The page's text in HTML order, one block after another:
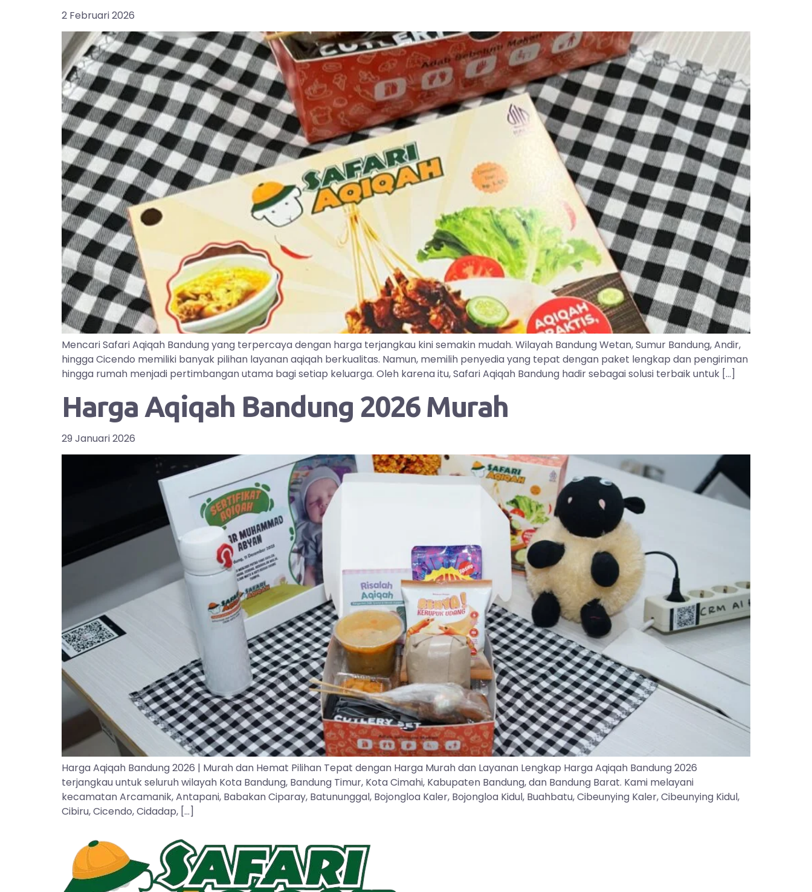
2 Februari 2026
Mencari Safari Aqiqah Bandung yang terpercaya dengan harga terjangkau kini semakin mudah. Wilayah Bandung Wetan, Sumur Bandung, Andir,
hingga Cicendo memiliki banyak pilihan layanan aqiqah berkualitas. Namun, memilih penyedia yang tepat dengan paket lengkap dan pengiriman
hingga rumah menjadi pertimbangan utama bagi setiap keluarga. Oleh karena itu, Safari Aqiqah Bandung hadir sebagai solusi terbaik untuk […]
Harga Aqiqah Bandung 2026 Murah
29 Januari 2026
Harga Aqiqah Bandung 2026 | Murah dan Hemat Pilihan Tepat dengan Harga Murah dan Layanan Lengkap Harga Aqiqah Bandung 2026
terjangkau untuk seluruh wilayah Kota Bandung, Bandung Timur, Kota Cimahi, Kabupaten Bandung, dan Bandung Barat. Kami melayani
kecamatan Arcamanik, Antapani, Babakan Ciparay, Batununggal, Bojongloa Kaler, Bojongloa Kidul, Buahbatu, Cibeunying Kaler, Cibeunying Kidul,
Cibiru, Cicendo, Cidadap, […]